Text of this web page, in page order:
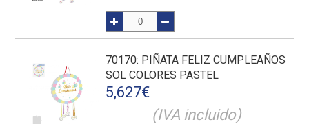
70170: PIÑATA FELIZ CUMPLEAÑOS
SOL COLORES PASTEL
5,627€
(IVA incluido)